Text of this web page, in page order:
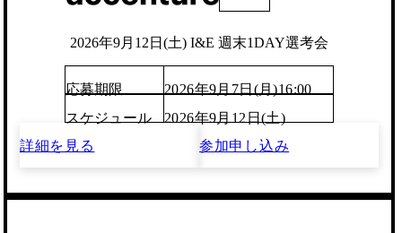
2026年9月12日(土) I&E 週末1DAY選考会
応募期限
2026年9月7日(月)16:00
スケジュール
2026年9月12日(土)
詳細を見る
参加申し込み